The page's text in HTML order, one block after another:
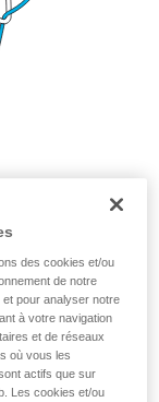
des cookies et/ou
de notre
pour analyser notre
à votre navigation
et de réseaux
où vous les
actifs que sur
Les cookies et/ou